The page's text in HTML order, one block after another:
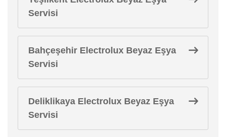
Servisi
Bahçeşehir Electrolux Beyaz Eşya
Servisi
Deliklikaya Electrolux Beyaz Eşya
Servisi